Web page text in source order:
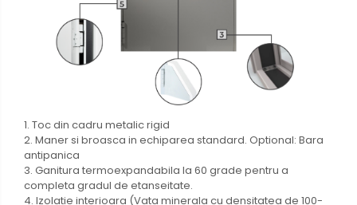
1. Toc din cadru metalic rigid
2. Maner si broasca in echiparea standard. Optional: Bara
antipanica
3. Ganitura termoexpandabila la 60 grade pentru a
completa gradul de etanseitate.
4. Izolatie interioara (Vata minerala cu densitatea de 100-